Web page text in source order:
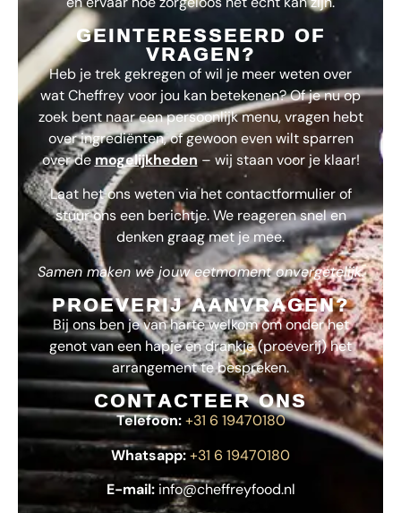
GEINTERESSEERD OF
VRAGEN?
Heb je trek gekregen of wil je meer weten over
watCheffreyvoor jou kan betekenen? Of je nu op
zoek bent naar een persoonlijk menu, vragen hebt
over ingrediënten, of gewoon even wilt sparren
over demogelijkheden – wij staan voor je klaar!
Laat het ons weten via het contactformulier of
stuur ons een berichtje. We reageren snel en
denken graag met je mee.
Samen maken we jouw eetmoment onvergetelijk.
PROEVERIJ AANVRAGEN?
Bij ons ben je van harte welkom om onder het
genot van een hapje en drankje (proeverij) het
arrangement te bespreken.
CONTACTEER ONS
Telefoon: +31 6 19470180
Whatsapp:+31 6 19470180
E-mail: info@cheffreyfood.nl